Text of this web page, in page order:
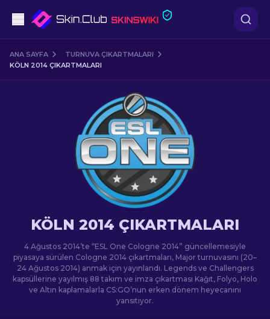
Tabanca
Orta seviye
Dürbünlü Tüfek
Kasalar
Diğer
ANA SAYFA
TURNUVA ÇIKARTMALARI
KÖLN 2014 ÇIKARTMALARI
KÖLN 2014 ÇIKARTMALARI
4 Ağustos 2014’te “ESL One Cologne 2014” güncellemesiyle
piyasaya sürülen Cologne 2014 çıkartmaları, Major turnuvasını (20–
24 Ağustos 2014) anmak için yayınlandı. Legends ve Challengers
kapsüllerine yayılmış 88 takım ve imza çıkartması Kağıt, Folyo, Holo
ve Altın kaplamalarla CS:GO’nun erken dönem heyecanını
yansıtıyor.